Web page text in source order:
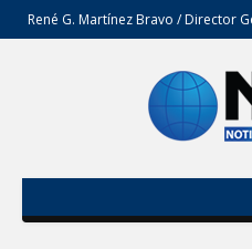
René G. Martínez Bravo / Director